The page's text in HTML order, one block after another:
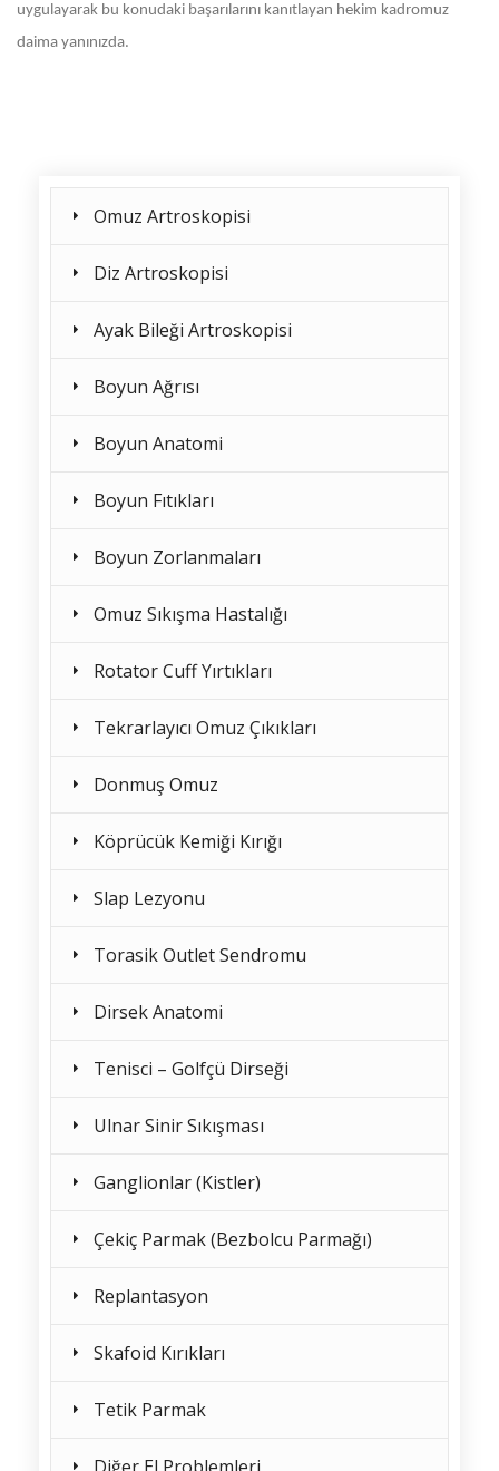
uygulayarak bu konudaki başarılarını kanıtlayan hekim kadromuz
daima yanınızda.
Omuz Artroskopisi
Diz Artroskopisi
Ayak Bileği Artroskopisi
Boyun Ağrısı
Boyun Anatomi
Boyun Fıtıkları
Boyun Zorlanmaları
Omuz Sıkışma Hastalığı
Rotator Cuff Yırtıkları
Tekrarlayıcı Omuz Çıkıkları
Donmuş Omuz
Köprücük Kemiği Kırığı
Slap Lezyonu
Torasik Outlet Sendromu
Dirsek Anatomi
Tenisci – Golfçü Dirseği
Ulnar Sinir Sıkışması
Ganglionlar (Kistler)
Çekiç Parmak (Bezbolcu Parmağı)
Replantasyon
Skafoid Kırıkları
Tetik Parmak